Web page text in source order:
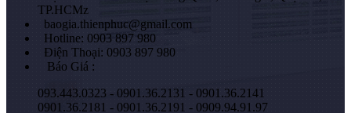
TP.HCMz
baogia.thienphuc@gmail.com
Hotline: 0903 897 980
Điện Thoại: 0903 897 980
Báo Giá :
093.443.0323 - 0901.36.2131 - 0901.36.2141
0901.36.2181 - 0901.36.2191 - 0909.94.91.97